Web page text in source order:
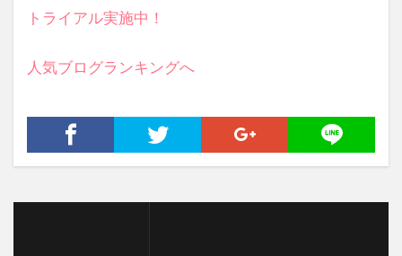
トライアル実施中！
人気ブログランキングへ